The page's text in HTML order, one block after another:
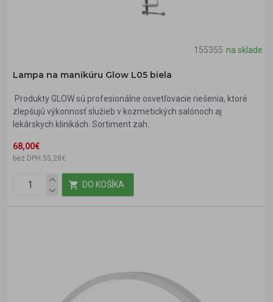
155355 na sklade
Lampa na manikúru Glow L05 biela
Produkty GLOW sú profesionálne osvetľovacie riešenia, ktoré
zlepšujú výkonnosť služieb v kozmetických salónoch aj
lekárskych klinikách. Sortiment zah..
68,00€
bez DPH:55,28€
DO KOŠÍKA